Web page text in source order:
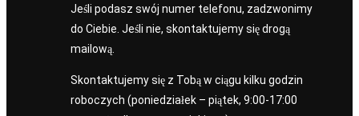
Jeśli podasz swój numer telefonu, zadzwonimy
do Ciebie. Jeśli nie, skontaktujemy się drogą
mailową.
Skontaktujemy się z Tobą w ciągu kilku godzin
roboczych (poniedziałek – piątek, 9:00-17:00